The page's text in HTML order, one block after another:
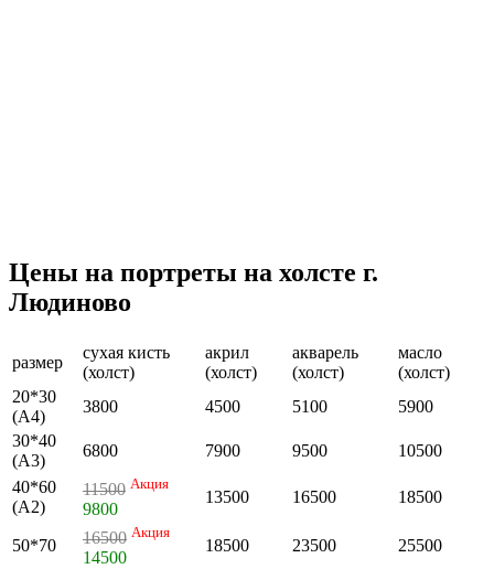
Цены на портреты на холсте г.
Людиново
размер
сухая кисть
(холст)
акрил
(холст)
акварель
(холст)
масло
(холст)
20*30
(А4)
3800 4500 5100
5900
30*40
(А3)
6800 7900 9500
10500
40*60
(А2)
11500 Акция
9800
13500 16500 18500
50*70 16500 Акция
14500
18500 23500 25500